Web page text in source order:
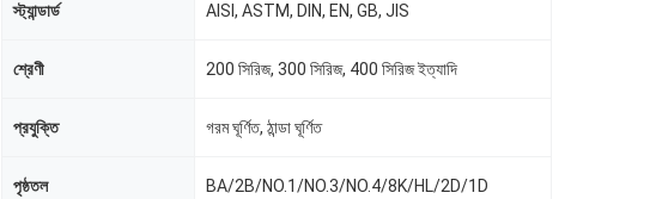
স্ট্যান্ডার্ড AISI, ASTM, DIN, EN, GB, JIS
শ্রেণী 200 সিরিজ, 300 সিরিজ, 400 সিরিজ ইত্যাদি
প্রযুক্তি গরম ঘূর্ণিত, ঠান্ডা ঘূর্ণিত
পৃষ্ঠতল BA/2B/NO.1/NO.3/NO.4/8K/HL/2D/1D